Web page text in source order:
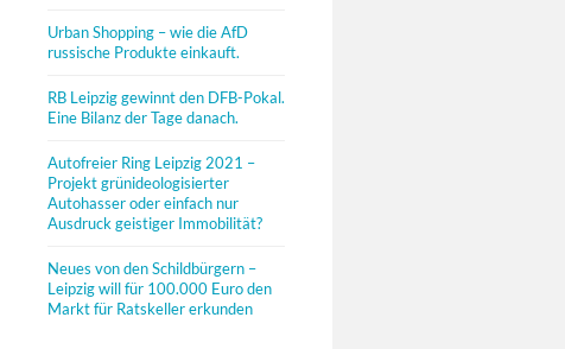
Urban Shopping – wie die AfD
russische Produkte einkauft.
RB Leipzig gewinnt den DFB-Pokal.
Eine Bilanz der Tage danach.
Autofreier Ring Leipzig 2021 –
Projekt grünideologisierter
Autohasser oder einfach nur
Ausdruck geistiger Immobilität?
Neues von den Schildbürgern –
Leipzig will für 100.000 Euro den
Markt für Ratskeller erkunden